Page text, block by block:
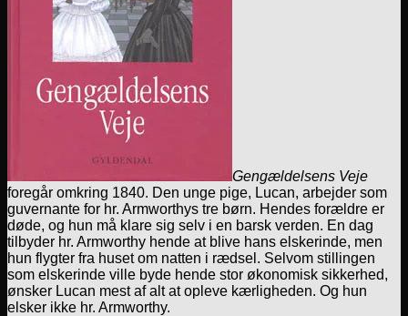
Gengældelsens Veje
foregår omkring 1840. Den unge pige, Lucan, arbejder som
guvernante for hr. Armworthys tre børn. Hendes forældre er
døde, og hun må klare sig selv i en barsk verden. En dag
tilbyder hr. Armworthy hende at blive hans elskerinde, men
hun flygter fra huset om natten i rædsel. Selvom stillingen
som elskerinde ville byde hende stor økonomisk sikkerhed,
ønsker Lucan mest af alt at opleve kærligheden. Og hun
elsker ikke hr. Armworthy.